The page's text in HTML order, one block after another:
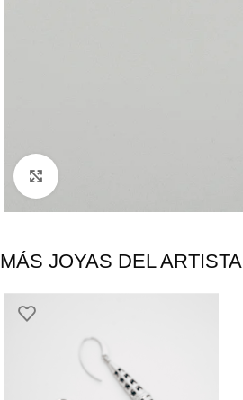
MÁS JOYAS DEL ARTISTA